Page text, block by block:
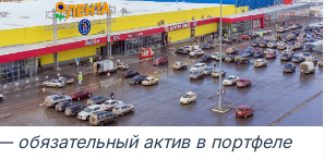
актив в портфеле